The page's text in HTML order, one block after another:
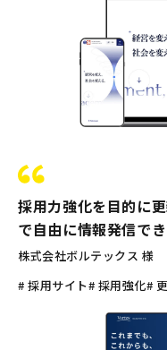
採用力強化を目的に
で自由に情報発信で
株式会社ボルテックス 様
# 採用サイト# 採用強化#